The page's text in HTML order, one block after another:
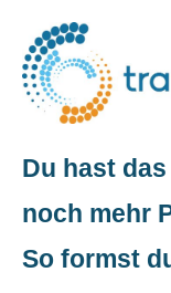
Du hast
noch mehr
So formst